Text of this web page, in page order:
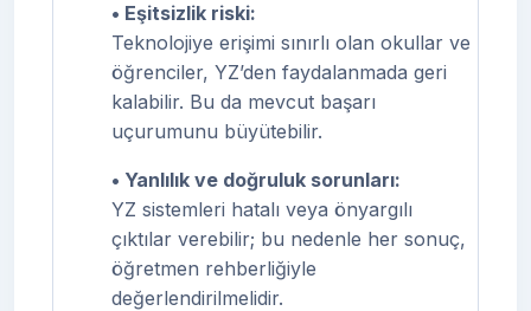
• Eşitsizlik riski:
Teknolojiye erişimi sınırlı olan okullar ve
öğrenciler, YZ’den faydalanmada geri
kalabilir. Bu da mevcut başarı
uçurumunu büyütebilir.
• Yanlılık ve doğruluk sorunları:
YZ sistemleri hatalı veya önyargılı
çıktılar verebilir; bu nedenle her sonuç,
öğretmen rehberliğiyle
değerlendirilmelidir.